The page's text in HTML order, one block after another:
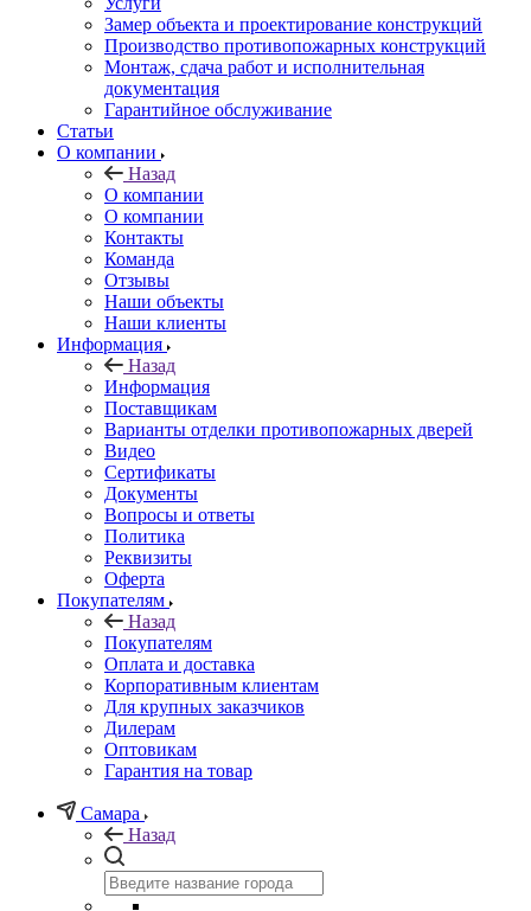
Замер объекта и проектирование конструкций
Производство противопожарных конструкций
Монтаж, сдача работ и исполнительная
документация
Гарантийное обслуживание
Статьи
О компании
Назад
О компании
О компании
Контакты
Команда
Отзывы
Наши объекты
Наши клиенты
Информация
Назад
Информация
Поставщикам
Варианты отделки противопожарных дверей
Видео
Сертификаты
Документы
Вопросы и ответы
Политика
Реквизиты
Оферта
Покупателям
Назад
Покупателям
Оплата и доставка
Корпоративным клиентам
Для крупных заказчиков
Дилерам
Оптовикам
Гарантия на товар
Самара
Назад